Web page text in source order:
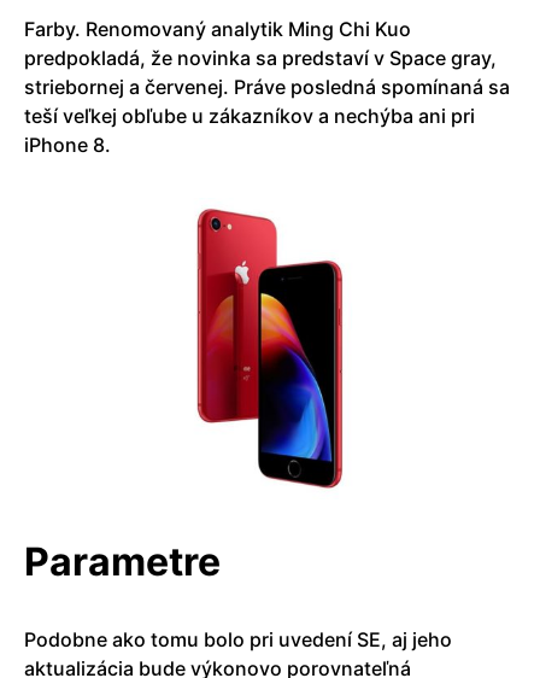
Farby. Renomovaný analytik Ming Chi Kuo
predpokladá, že novinka sa predstaví v Space gray,
striebornej a červenej. Práve posledná spomínaná sa
teší veľkej obľube u zákazníkov a nechýba ani pri
iPhone 8.
Parametre
Podobne ako tomu bolo pri uvedení SE, aj jeho
aktualizácia bude výkonovo porovnateľná